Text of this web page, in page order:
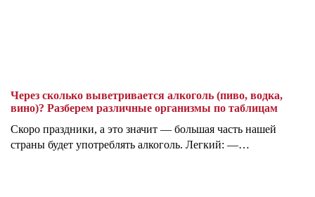
Через сколько выветривается алкоголь (пиво, водка,
вино)? Разберем различные организмы по таблицам
Скоро праздники, а это значит — большая часть нашей
страны будет употреблять алкоголь. Легкий: —…